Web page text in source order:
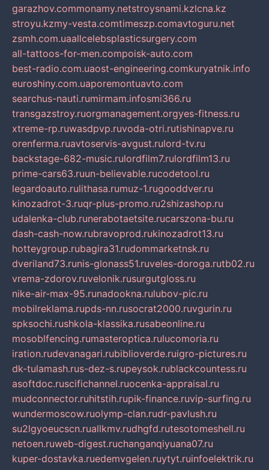
garazhov.commonamy.netstroysnami.kzlcna.kz
stroyu.kzmy-vesta.comtimeszp.comavtoguru.net
zsmh.com.uaallcelebsplasticsurgery.com
all-tattoos-for-men.compoisk-auto.com
best-radio.com.uaost-engineering.comkuryatnik.info
euroshiny.com.uaporemontuavto.com
searchus-nauti.rumirmam.infosmi366.ru
transgazstroy.ruorgmanagement.orgyes-fitness.ru
xtreme-rp.ruwasdpvp.ruvoda-otri.rutishinapve.ru
orenferma.ruavtoservis-avgust.rulord-tv.ru
backstage-682-music.rulordfilm7.rulordfilm13.ru
prime-cars63.ruun-believable.rucodetool.ru
legardoauto.rulithasa.rumuz-1.rugooddver.ru
kinozadrot-3.ruqr-plus-promo.ru2shizashop.ru
udalenka-club.runerabotaetsite.rucarszona-bu.ru
dash-cash-now.rubravoprod.rukinozadrot13.ru
hotteygroup.rubagira31.rudommarketnsk.ru
dveriland73.runis-glonass51.ruveles-doroga.rutb02.ru
vrema-zdorov.ruvelonik.rusurgutgloss.ru
nike-air-max-95.runadookna.rulubov-pic.ru
mobilreklama.rupds-nn.rusocrat2000.ruvgurin.ru
spksochi.rushkola-klassika.rusabeonline.ru
mosoblfencing.rumasteroptica.rulucomoria.ru
iration.rudevanagari.rubiblioverde.ruigro-pictures.ru
dk-tulamash.rus-dez-s.rupeysok.rublackcountess.ru
asoftdoc.ruscifichannel.ruocenka-appraisal.ru
mudconnector.ruhitstih.rupik-finance.ruvip-surfing.ru
wundermoscow.ruolymp-clan.rudr-pavlush.ru
su2lgyoeucscn.ruallkmv.rudhgfd.rutesotomeshell.ru
netoen.ruweb-digest.ruchanganqiyuana07.ru
kuper-dostavka.ruedemvgelen.ruytyt.ruinfoelektrik.ru